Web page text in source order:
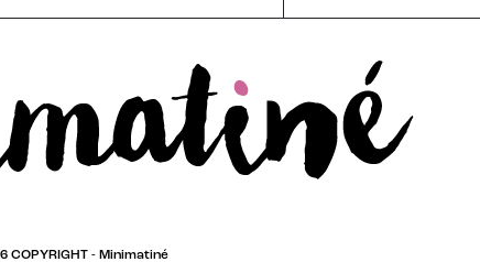
COPYRIGHT - Minimatiné